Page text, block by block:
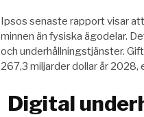
Ipsos senaste rapport visar
minnen än fysiska ägodelar.
och underhållningstjänster.
267,3 miljarder dollar år
Digital